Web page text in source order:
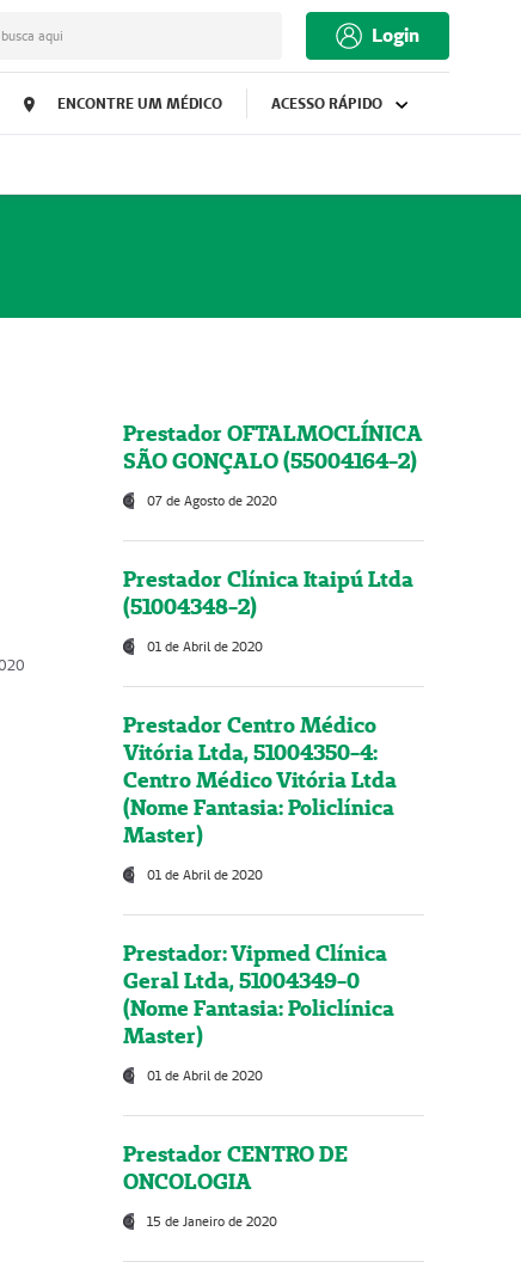
aqui Login
ENCONTRE UM MÉDICO ACESSO RÁPIDO
Prestador OFTALMOCLÍNICA
SÃO GONÇALO (55004164-2)
07 de Agosto de 2020
Prestador Clínica Itaipú Ltda
(51004348-2)
01 de Abril de 2020
Prestador Centro Médico
Vitória Ltda, 51004350-4:
Centro Médico Vitória Ltda
(Nome Fantasia: Policlínica
Master)
01 de Abril de 2020
Prestador: Vipmed Clínica
Geral Ltda, 51004349-0
(Nome Fantasia: Policlínica
Master)
01 de Abril de 2020
Prestador CENTRO DE
ONCOLOGIA
15 de Janeiro de 2020